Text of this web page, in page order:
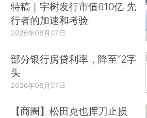
特稿｜宇树发行市值610亿 先
行者的加速和考验
2026年08月07日
部分银行房贷利率，降至“2字
头
2026年08月07日
【商圈】松田克也挥刀止损